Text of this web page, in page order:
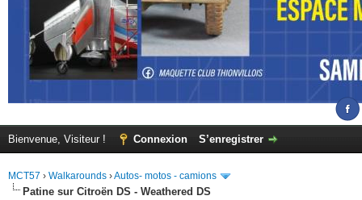
Bienvenue, Visiteur ! Connexion S’enregistrer
MCT57 › Walkarounds ›Autos- motos - camions
Patine sur Citroën DS - Weathered DS